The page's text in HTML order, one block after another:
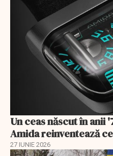
Un ceas născut în anii
Amida reinventează
27 IUNIE 2026